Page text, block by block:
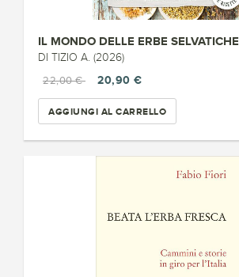
IL MONDO DELLE ERBE SELVATICHE
DI TIZIO A. (2026)
22,00 €
20,90 €
AGGIUNGI AL CARRELLO